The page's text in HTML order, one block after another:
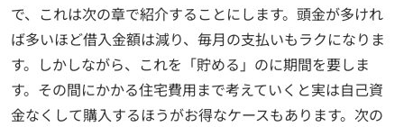
で、これは次の章で紹介することにします。頭金が多けれ
ば多いほど借入金額は減り、毎月の支払いもラクになりま
す。しかしながら、これを「貯める」のに期間を要しま
す。その間にかかる住宅費用まで考えていくと実は自己資
金なくして購入するほうがお得なケースもあります。次の